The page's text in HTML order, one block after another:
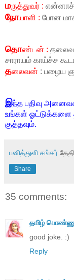
மருத்துவர் :
நோயாளி : போன
தொண்டன் :
சாராயம் காய்ச்ச
தலைவன் : பழைய
இந்த பதிவு
உங்கள் ஓட்டுக்களை
குத்தவும்.
பனித்துளி சங்கர் தேதி
Share
35 comments:
தமிழ்
good joke. :)
Reply